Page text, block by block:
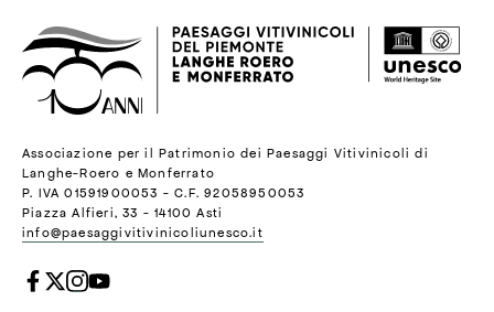
Associazione per il Patrimonio dei Paesaggi Vitivinicoli di
Langhe-Roero e Monferrato
P. IVA 01591900053 - C.F. 92058950053
Piazza Alfieri, 33 - 14100 Asti
info@paesaggivitivinicoliunesco.it